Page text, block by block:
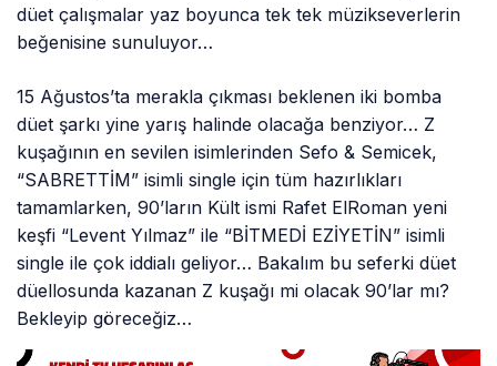
düet çalışmalar yaz boyunca tek tek müzikseverlerin
beğenisine sunuluyor…
15 Ağustos’ta merakla çıkması beklenen iki bomba
düet şarkı yine yarış halinde olacağa benziyor… Z
kuşağının en sevilen isimlerinden Sefo & Semicek,
“SABRETTİM” isimli single için tüm hazırlıkları
tamamlarken, 90’ların Kült ismi Rafet ElRoman yeni
keşfi “Levent Yılmaz” ile “BİTMEDİ EZİYETİN” isimli
single ile çok iddialı geliyor… Bakalım bu seferki düet
düellosunda kazanan Z kuşağı mi olacak 90’lar mı?
Bekleyip göreceğiz…